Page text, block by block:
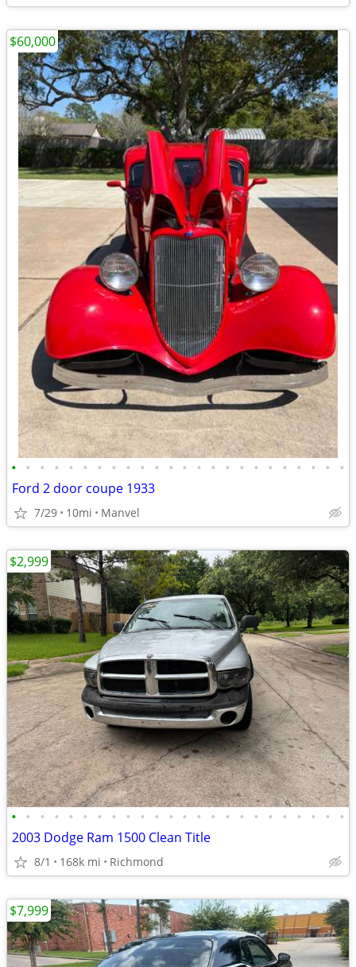
• • • • • • • • • • • • • • • • • • • • • • • •
Ford 2 door coupe 1933
7/29 10mi Manvel
$60,000
• • • • • • • • • • • • • • • • • • • • • • • •
2003 Dodge Ram 1500 Clean Title
8/1 168k mi Richmond
$2,999
$7,999